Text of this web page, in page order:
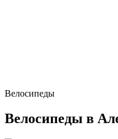
Велосипеды
Велосипеды в